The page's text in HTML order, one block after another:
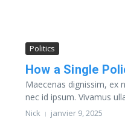
Politics
How a Single
Maecenas dignissim, ex
nec id ipsum. Vivamus
Nick janvier 9, 2025